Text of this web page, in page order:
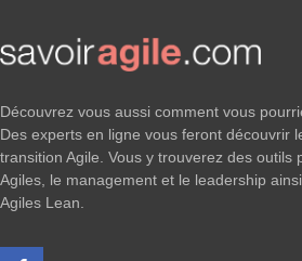
Découvrez vous aussi comment vous
Des experts en ligne vous feront découvrir
transition Agile. Vous y trouverez des outils
Agiles, le management et le leadership
Agiles Lean.